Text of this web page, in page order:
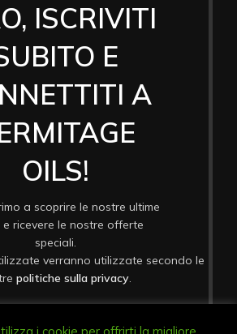
ISCRIVITI
E
A
OILS!
a scoprire le nostre ultime
ricevere le nostre offerte
speciali.
verranno utilizzate secondo le
politiche sulla privacy.